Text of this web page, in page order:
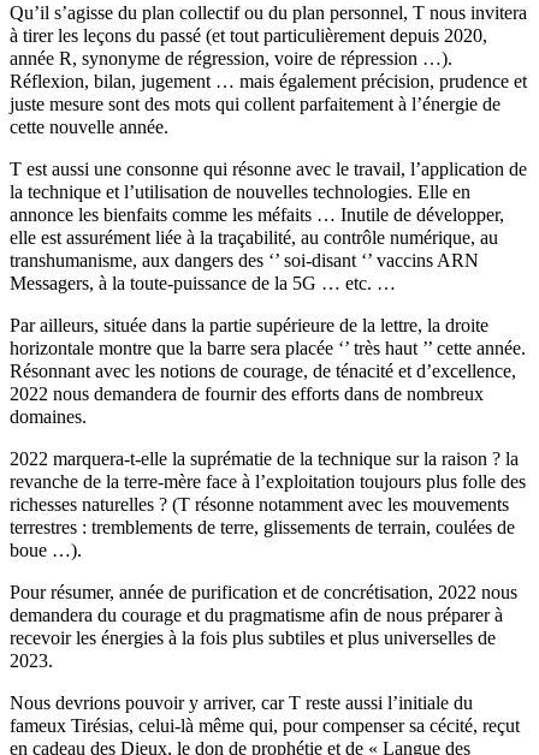
Qu’il s’agisse du plan collectif ou du plan personnel, T nous invitera
à tirer les leçons du passé (et tout particulièrement depuis 2020,
année R, synonyme de régression, voire de répression …).
Réflexion, bilan, jugement … mais également précision, prudence et
juste mesure sont des mots qui collent parfaitement à l’énergie de
cette nouvelle année.
T est aussi une consonne qui résonne avec le travail, l’application de
la technique et l’utilisation de nouvelles technologies. Elle en
annonce les bienfaits comme les méfaits … Inutile de développer,
elle est assurément liée à la traçabilité, au contrôle numérique, au
transhumanisme, aux dangers des ‘’ soi-disant ‘’ vaccins ARN
Messagers, à la toute-puissance de la 5G … etc. …
Par ailleurs, située dans la partie supérieure de la lettre, la droite
horizontale montre que la barre sera placée ‘’ très haut ’’ cette année.
Résonnant avec les notions de courage, de ténacité et d’excellence,
2022 nous demandera de fournir des efforts dans de nombreux
domaines.
2022 marquera-t-elle la suprématie de la technique sur la raison ? la
revanche de la terre-mère face à l’exploitation toujours plus folle des
richesses naturelles ? (T résonne notamment avec les mouvements
terrestres : tremblements de terre, glissements de terrain, coulées de
boue …).
Pour résumer, année de purification et de concrétisation, 2022 nous
demandera du courage et du pragmatisme afin de nous préparer à
recevoir les énergies à la fois plus subtiles et plus universelles de
2023.
Nous devrions pouvoir y arriver, car T reste aussi l’initiale du
fameux Tirésias, celui-là même qui, pour compenser sa cécité, reçut
en cadeau des Dieux, le don de prophétie et de « Langue des